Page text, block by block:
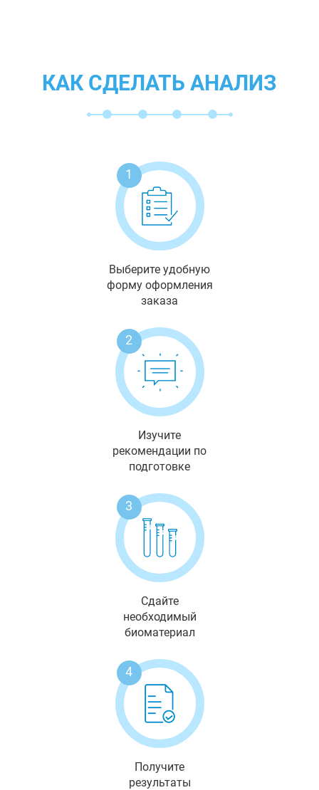
КАК СДЕЛАТЬ АНАЛИЗ
1
Выберите удобную
форму оформления
заказа
2
Изучите
рекомендации по
подготовке
3
Сдайте
необходимый
биоматериал
4
Получите
результаты